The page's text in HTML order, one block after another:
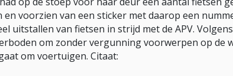
en voorzien van een sticker met daarop een
uitstallen van fietsen in strijd met de APV.
om zonder vergunning voorwerpen op de
om voertuigen. Citaat: